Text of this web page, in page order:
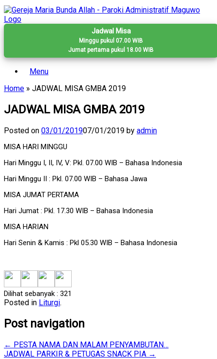
Skip
to
content
Jadwal Misa
Minggu pukul 07.00 WIB
Jumat pertama pukul 18.00 WIB
Menu
Home » JADWAL MISA GMBA 2019
JADWAL MISA GMBA 2019
Posted on 03/01/201907/01/2019 by admin
MISA HARI MINGGU
Hari Minggu I, II, IV, V: Pkl. 07.00 WIB – Bahasa Indonesia
Hari Minggu II : Pkl. 07.00 WIB – Bahasa Jawa
MISA JUMAT PERTAMA
Hari Jumat : Pkl. 17.30 WIB – Bahasa Indonesia
MISA HARIAN
Hari Senin & Kamis : Pkl 05.30 WIB – Bahasa Indonesia
Dilihat sebanyak : 321
Posted in Liturgi.
Post navigation
← PESTA NAMA DAN MALAM PENYAMBUTAN…
JADWAL PARKIR & PETUGAS SNACK PIA →